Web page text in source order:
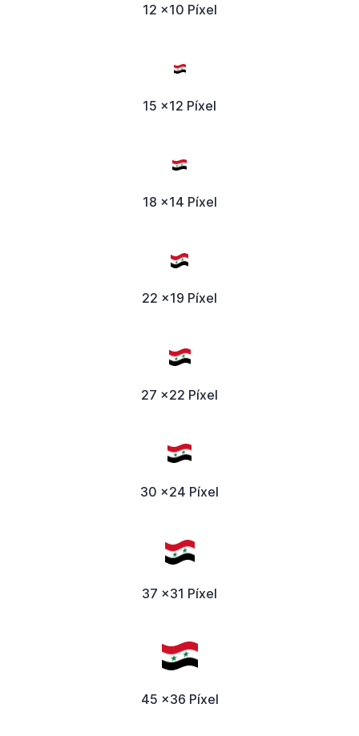
12 x10 Píxel
15 x12 Píxel
18 x14 Píxel
22 x19 Píxel
27 x22 Píxel
30 x24 Píxel
37 x31 Píxel
45 x36 Píxel